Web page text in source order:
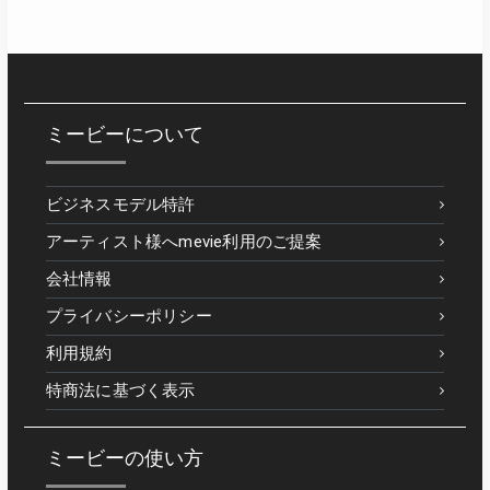
ミービーについて
ビジネスモデル特許
アーティスト様へmevie利用のご提案
会社情報
プライバシーポリシー
利用規約
特商法に基づく表示
ミービーの使い方